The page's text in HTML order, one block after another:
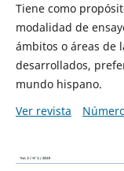
Tiene como
modalidad de
ámbitos o áreas de
desarrollados,
mundo hispano.
Ver revista